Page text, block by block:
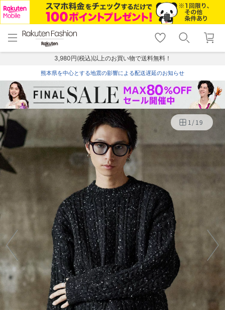
menu home
トップ
shopping_cart lock_outline
ログイン
3,980円(税込)以上のお買い物で送料無料！
熊本県を中心とする地震の影響による配送遅延のお知らせ
1/19